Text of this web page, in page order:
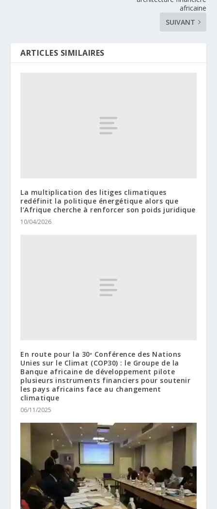
africaine
SUIVANT
ARTICLES SIMILAIRES
La multiplication des litiges climatiques
redéfinit la politique énergétique alors que
l’Afrique cherche à renforcer son poids juridique
10/04/2026
En route pour la 30ᵉ Conférence des Nations
Unies sur le Climat (COP30) : le Groupe de la
Banque africaine de développement pilote
plusieurs instruments financiers pour soutenir
les pays africains face au changement
climatique
06/11/2025